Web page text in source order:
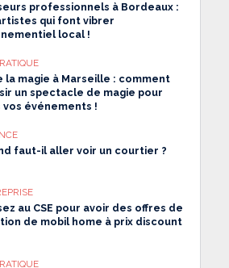
professionnels à Bordeaux :
qui font vibrer
local !
la magie à Marseille : comment
un spectacle de magie pour
vos événements !
faut-il aller voir un courtier ?
au CSE pour avoir des offres de
de mobil home à prix discount